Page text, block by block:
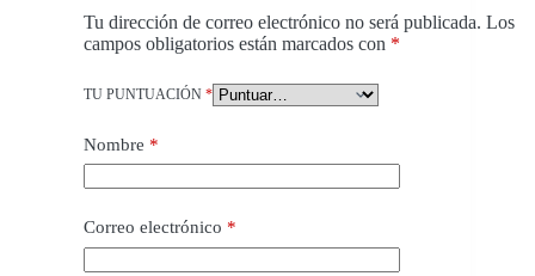
Tu dirección de correo electrónico no será publicada. Los
campos obligatorios están marcados con *
TU PUNTUACIÓN *
Nombre *
Correo electrónico *